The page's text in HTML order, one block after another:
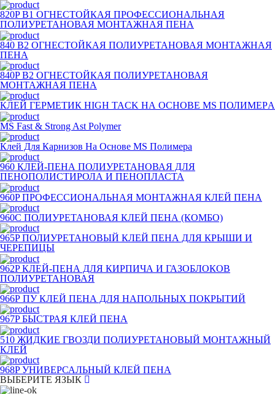
820P B1 ОГНЕСТОЙКАЯ ПРОФЕССИОНАЛЬНАЯ
ПОЛИУРЕТАНОВАЯ МОНТАЖНАЯ ПЕНА
840 B2 ОГНЕСТОЙКАЯ ПОЛИУРЕТАНОВАЯ МОНТАЖНАЯ
ПЕНА
840P B2 ОГНЕСТОЙКАЯ ПОЛИУРЕТАНОВАЯ
МОНТАЖНАЯ ПЕНА
КЛЕЙ ГЕРМЕТИК HIGH TACK НА ОСНОВЕ MS ПОЛИМЕРA
MS Fast & Strong Ast Polymer
Клей Для Карнизов На Основе MS Полимера
960 КЛЕЙ-ПЕНА ПОЛИУРЕТАНОВАЯ ДЛЯ
ПЕНОПОЛИСТИРОЛА И ПЕНОПЛАСТА
960P ПРОФЕССИОНАЛЬНАЯ МОНТАЖНАЯ КЛЕЙ ПЕНА
960С ПОЛИУРЕТАНОВАЯ КЛЕЙ ПЕНА (КОМБО)
965P ПОЛИУРЕТАНОВЫЙ КЛЕЙ ПЕНА ДЛЯ КРЫШИ И
ЧЕРЕПИЦЫ
962P КЛЕЙ-ПЕНА ДЛЯ КИРПИЧА И ГАЗОБЛОКОВ
ПОЛИУРЕТАНОВАЯ
966Р ПУ КЛЕЙ ПЕНА ДЛЯ НАПОЛЬНЫХ ПОКРЫТИЙ
967P БЫСТРАЯ КЛЕЙ ПЕНА
510 ЖИДКИЕ ГВОЗДИ ПОЛИУРЕТАНОВЫЙ МОНТАЖНЫЙ
КЛЕЙ
968P УНИВЕРСАЛЬНЫЙ КЛЕЙ ПЕНА
ВЫБЕРИТЕ ЯЗЫК